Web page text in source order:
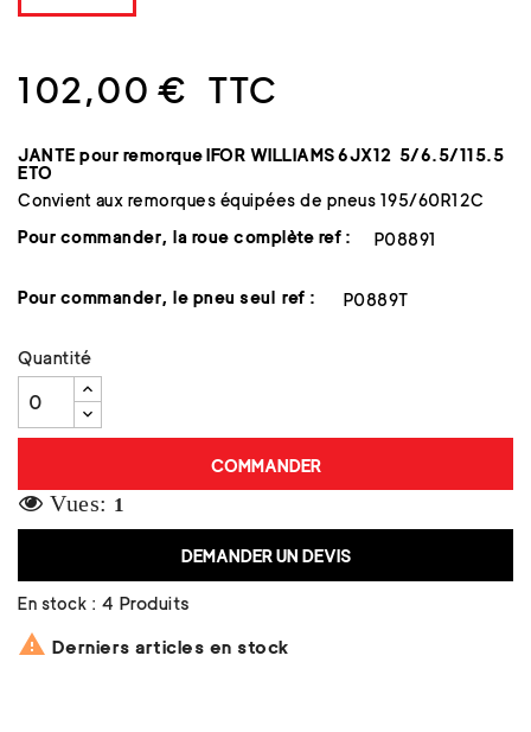
102,00 € TTC
JANTE pour remorque IFOR WILLIAMS 6JX12 5/6.5/115.5
ETO
Convient aux remorques équipées de pneus 195/60R12C
Pour commander, la roue complète ref : P08891
Pour commander, le pneu seul ref : P0889T
Quantité
COMMANDER
Vues: 1
DEMANDER UN DEVIS
En stock : 4 Produits
 Derniers articles en stock